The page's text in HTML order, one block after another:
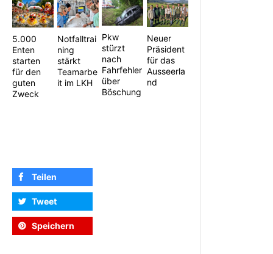
5.000
Enten
starten
für den
guten
Zweck
Notfalltrai
ning
stärkt
Teamarbe
it im LKH
Pkw
stürzt
nach
Fahrfehler
über
Böschung
Neuer
Präsident
für das
Ausseerla
nd
Teilen
Tweet
Speichern